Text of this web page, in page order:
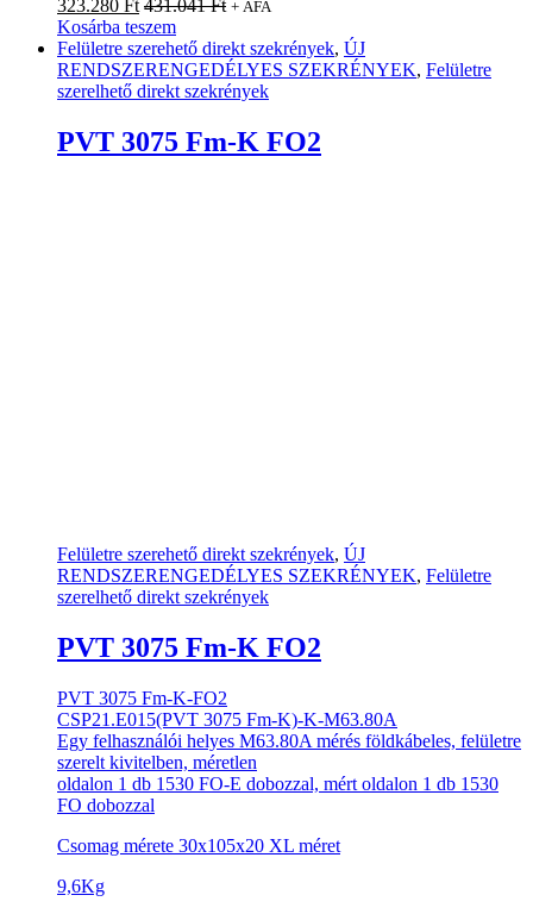
323.280 Ft 431.041Ft + ÁFA
Kosárba teszem
Felületre szerehető direkt szekrények, ÚJ
RENDSZERENGEDÉLYES SZEKRÉNYEK, Felületre
szerelhető direkt szekrények
PVT 3075 Fm-K FO2
Felületre szerehető direkt szekrények, ÚJ
RENDSZERENGEDÉLYES SZEKRÉNYEK, Felületre
szerelhető direkt szekrények
PVT 3075 Fm-K FO2
PVT 3075 Fm-K-FO2
CSP21.E015(PVT 3075 Fm-K)-K-M63.80A
Egy felhasználói helyes M63.80A mérés földkábeles, felületre
szerelt kivitelben, méretlen
oldalon 1 db 1530 FO-E dobozzal, mért oldalon 1 db 1530
FO dobozzal
Csomag mérete 30x105x20 XL méret
9,6Kg